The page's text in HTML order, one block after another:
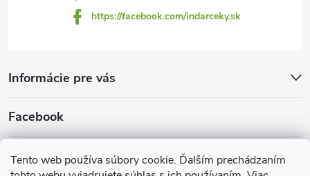
Tento web používa súbory cookie. Ďalším prechádzaním
https://facebook.com/indarceky.sk
Informácie pre vás
Facebook
Prijímame online platby